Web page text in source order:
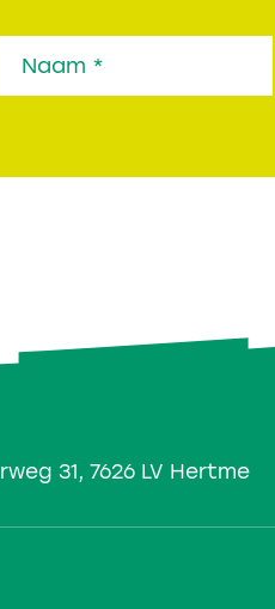
31, 7626 LV Hertme